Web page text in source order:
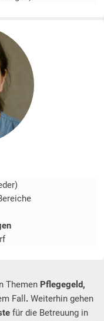
Themen Pflegegeld,
Fall . Weiterhin gehen
für die Betreuung in